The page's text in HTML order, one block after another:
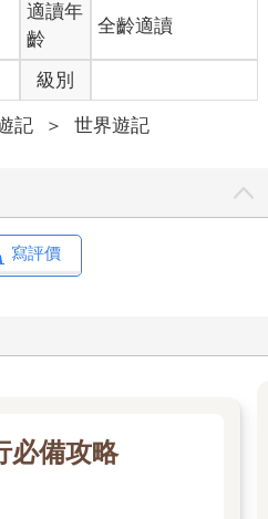
適讀年
齡
全齡適讀
級別
記 ＞ 世界遊記
寫評價
必備攻略